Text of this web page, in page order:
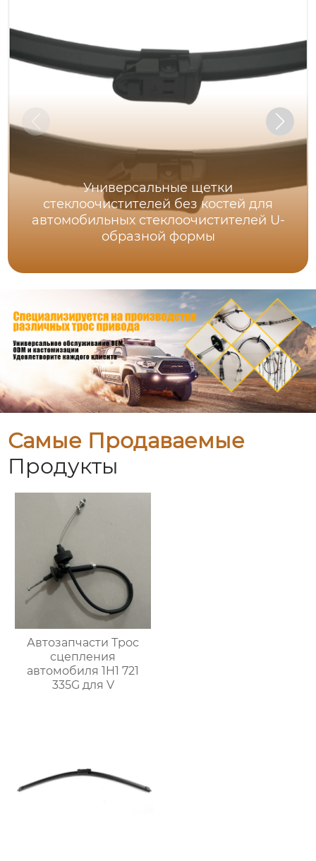
Универсальные щетки
стеклоочистителей без костей для
автомобильных стеклоочистителей U-
образной формы
Самые Продаваемые
Продукты
Автозапчасти Трос
сцепления
автомобиля 1H1 721
335G для V